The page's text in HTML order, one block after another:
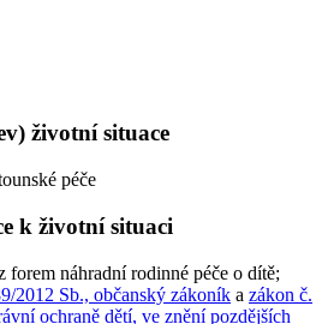
životní situace
péče
k životní situaci
forem náhradní rodinné péče o dítě;
2012 Sb., občanský zákoník a zákon č.
ochraně dětí, ve znění pozdějších